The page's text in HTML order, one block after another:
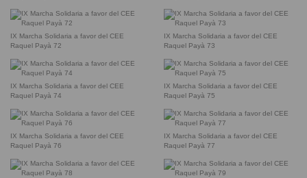
IX Marcha Solidaria a favor del CEE
Raquel Payà 72
IX Marcha Solidaria a favor del CEE
Raquel Payà 73
IX Marcha Solidaria a favor del CEE
Raquel Payà 74
IX Marcha Solidaria a favor del CEE
Raquel Payà 75
IX Marcha Solidaria a favor del CEE
Raquel Payà 76
IX Marcha Solidaria a favor del CEE
Raquel Payà 77